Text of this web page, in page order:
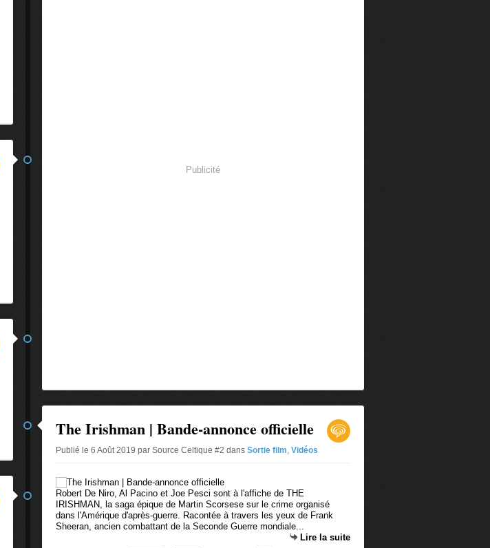
Publicité
The Irishman | Bande-annonce officielle
Publié le 6 Août 2019 par Source Celtique #2 dans Sortie film, Vidéos
Robert De Niro, Al Pacino et Joe Pesci sont à l'affiche de THE
IRISHMAN, la saga épique de Martin Scorsese sur le crime organisé
dans l'Amérique d'après-guerre. Racontée à travers les yeux de Frank
Sheeran, ancien combattant de la Seconde Guerre mondiale...
Lire la suite